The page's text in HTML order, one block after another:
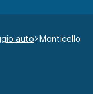
auto Monticello